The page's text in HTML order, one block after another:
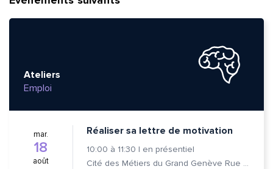
Ateliers
Emploi
mar.
18
août
Réaliser sa lettre de motivation
10:00 à 11:30 | en présentiel
Cité des Métiers du Grand Genève Rue Prévost-Martin 6 1205 Genève